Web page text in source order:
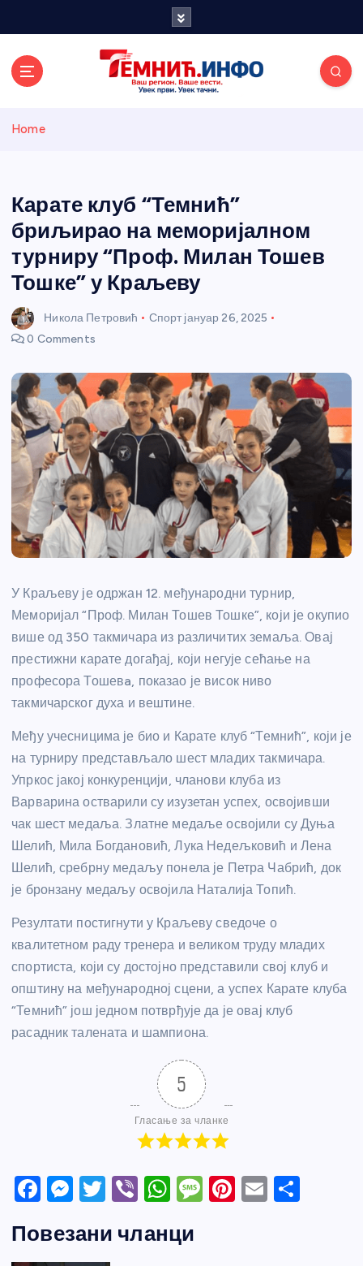
и портал
Home
Карате клуб “Темнић”
бриљирао на меморијалном
турниру “Проф. Милан Тошев
Тошке” у Краљеву
Никола Петровић Спорт јануар 26, 2025
0 Comments
У Краљеву је одржан 12. међународни турнир,
Меморијал “Проф. Милан Тошев Тошке”, који је окупио
више од 350 такмичара из различитих земаља. Овај
престижни карате догађај, који негује сећање на
професора Тошевa, показао је висок ниво
такмичарског духа и вештине.
Међу учесницима је био и Карате клуб “Темнић”, који је
на турниру представљало шест младих такмичара.
Упркос јакој конкуренцији, чланови клуба из
Варварина остварили су изузетан успех, освојивши
чак шест медаља. Златне медаље освојили су Дуња
Шелић, Мила Богдановић, Лука Недељковић и Лена
Шелић, сребрну медаљу понела је Петра Чабрић, док
је бронзану медаљу освојила Наталија Топић.
Резултати постигнути у Краљеву сведоче о
квалитетном раду тренера и великом труду младих
спортиста, који су достојно представили свој клуб и
општину на међународној сцени, а успех Карате клуба
“Темнић” још једном потврђује да је овај клуб
расадник талената и шампиона.
5
Гласање за чланке
F
c
M
ss
T
itt
Vi
er
W
at
M
Pi
E
Повезани чланци